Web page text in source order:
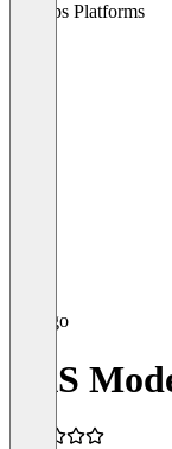
MLOps Platforms
SAS